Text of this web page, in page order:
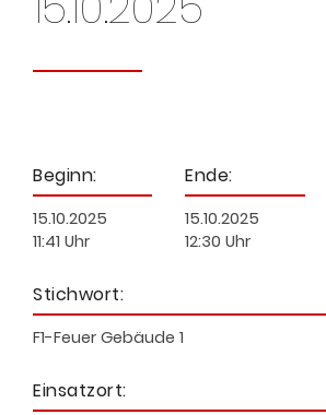
Beginn:
15.10.2025
11:41 Uhr
Ende:
15.10.2025
12:30 Uhr
Stichwort:
F1-Feuer Gebäude 1
Einsatzort: